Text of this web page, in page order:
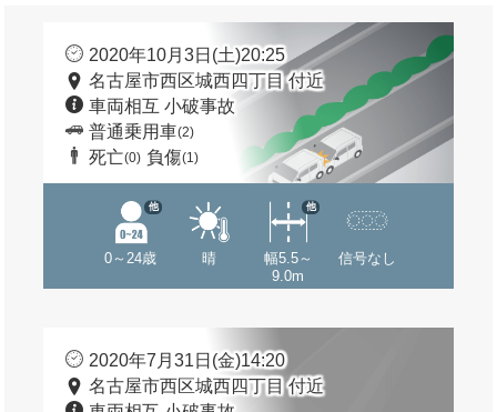
2020年10月3日(土)20:25
名古屋市西区城西四丁目 付近
車両相互 小破事故
普通乗用車(2)
死亡(0) 負傷(1)
0～24歳
他
晴
幅5.5～
9.0m
他
信号なし
2020年7月31日(金)14:20
名古屋市西区城西四丁目 付近